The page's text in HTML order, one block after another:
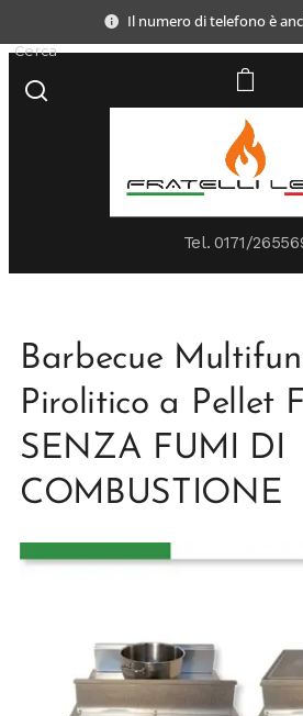
Il numero di telefono è
Tel. 0171/
Cerca
Barbecue
Pirolitico a Pellet
SENZA FUMI DI
COMBUSTIONE